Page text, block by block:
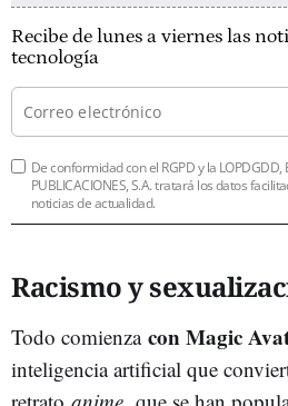
Recibe de lunes a viernes las
tecnología
De conformidad con el RGPD y la LOPDGDD,
PUBLICACIONES, S.A. tratará los datos
noticias de actualidad.
Racismo y
Todo comienza con Magic
inteligencia artificial que